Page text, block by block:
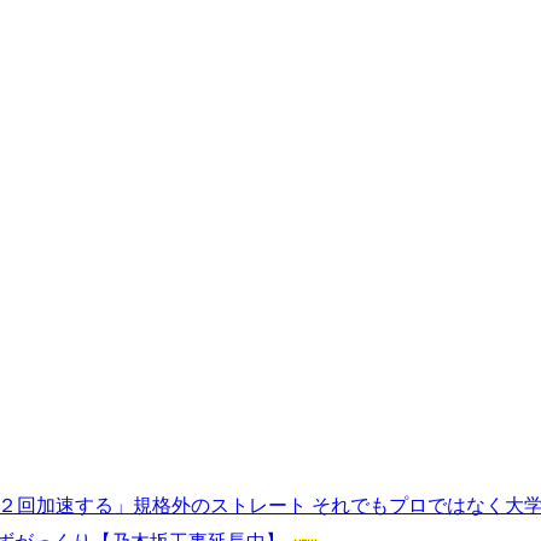
回加速する」規格外のストレート それでもプロではなく大